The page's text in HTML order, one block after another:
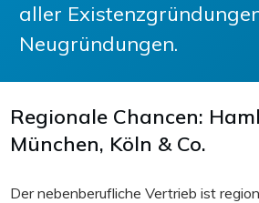
aller
Neugründungen.
Regionale Chancen:
München, Köln & Co.
Der nebenberufliche Vertrieb ist